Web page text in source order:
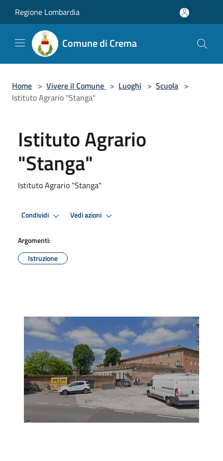
Regione Lombardia
Comune di Crema
Home > Vivere il Comune > Luoghi > Scuola >
Istituto Agrario "Stanga"
Istituto Agrario
"Stanga"
Istituto Agrario "Stanga"
Condividi Vedi azioni
Argomenti:
Istruzione